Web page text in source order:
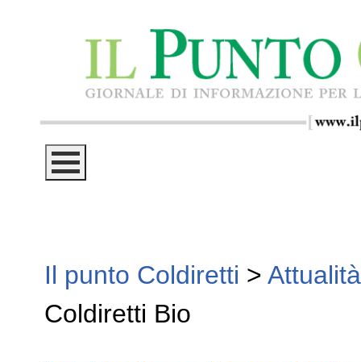
Il punto Coldiretti > Attualità
Coldiretti Bio